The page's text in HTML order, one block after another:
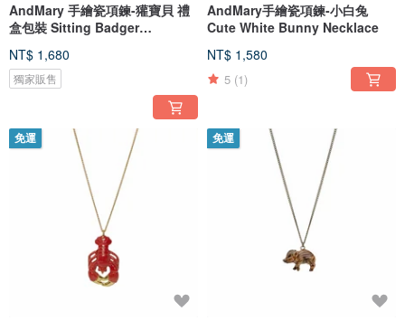
AndMary 手繪瓷項鍊-獾寶貝 禮
盒包裝 Sitting Badger
NT$ 1,680
獨家販售
AndMary手繪瓷項鍊-小白兔
Cute White Bunny Necklace
NT$ 1,580
5 (1)
免運 免運